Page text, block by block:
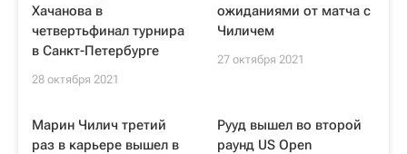
Хачанова в
четвертьфинал турнира
в Санкт-Петербурге
28 октября 2021
ожиданиями от матча с
Чиличем
27 октября 2021
Марин Чилич третий
раз в карьере вышел в
Рууд вышел во второй
раунд US Open